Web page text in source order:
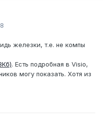
железки, т.е. не компы
. Есть подробная в Visio,
могу показать. Хотя из